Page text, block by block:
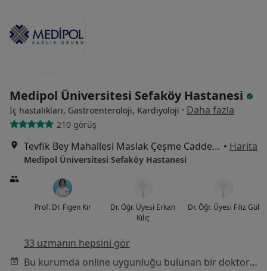
Medipol Üniversitesi Sefaköy Hastanesi
İç hastalıkları, Gastroenteroloji, Kardiyoloji · Daha fazla
210 görüş
Tevfik Bey Mahallesi Maslak Çeşme Caddesi No:30, Küçükçekmece • Harita
Medipol Üniversitesi Sefaköy Hastanesi
Prof. Dr. Figen Kır
Dr. Öğr. Üyesi Erkan
Kılıç
Dr. Öğr. Üyesi Filiz Gül
33 uzmanın hepsini gör
Bu kurumda online uygunluğu bulunan bir doktor veya uzman bulunamadı